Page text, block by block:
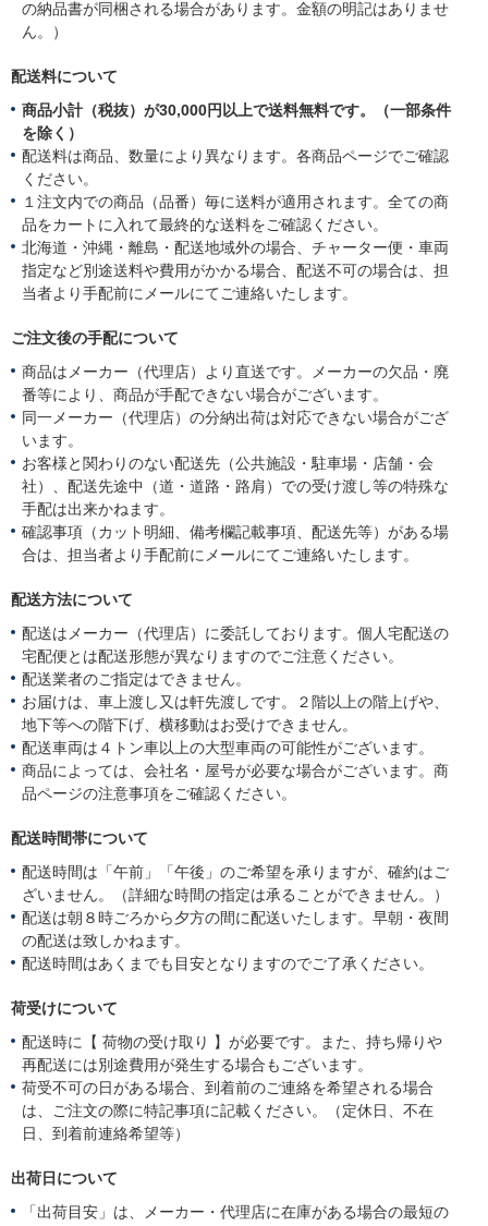
の納品書が同梱される場合があります。金額の明記はありませ
ん。）
配送料について
商品小計（税抜）が30,000円以上で送料無料です。（一部条件
を除く）
配送料は商品、数量により異なります。各商品ページでご確認
ください。
１注文内での商品（品番）毎に送料が適用されます。全ての商
品をカートに入れて最終的な送料をご確認ください。
北海道・沖縄・離島・配送地域外の場合、チャーター便・車両
指定など別途送料や費用がかかる場合、配送不可の場合は、担
当者より手配前にメールにてご連絡いたします。
ご注文後の手配について
商品はメーカー（代理店）より直送です。メーカーの欠品・廃
番等により、商品が手配できない場合がございます。
同一メーカー（代理店）の分納出荷は対応できない場合がござ
います。
お客様と関わりのない配送先（公共施設・駐車場・店舗・会
社）、配送先途中（道・道路・路肩）での受け渡し等の特殊な
手配は出来かねます。
確認事項（カット明細、備考欄記載事項、配送先等）がある場
合は、担当者より手配前にメールにてご連絡いたします。
配送方法について
配送はメーカー（代理店）に委託しております。個人宅配送の
宅配便とは配送形態が異なりますのでご注意ください。
配送業者のご指定はできません。
お届けは、車上渡し又は軒先渡しです。２階以上の階上げや、
地下等への階下げ、横移動はお受けできません。
配送車両は４トン車以上の大型車両の可能性がございます。
商品によっては、会社名・屋号が必要な場合がございます。商
品ページの注意事項をご確認ください。
配送時間帯について
配送時間は「午前」「午後」のご希望を承りますが、確約はご
ざいません。（詳細な時間の指定は承ることができません。）
配送は朝８時ごろから夕方の間に配送いたします。早朝・夜間
の配送は致しかねます。
配送時間はあくまでも目安となりますのでご了承ください。
荷受けについて
配送時に【 荷物の受け取り 】が必要です。また、持ち帰りや
再配送には別途費用が発生する場合もございます。
荷受不可の日がある場合、到着前のご連絡を希望される場合
は、ご注文の際に特記事項に記載ください。（定休日、不在
日、到着前連絡希望等）
出荷日について
「出荷目安」は、メーカー・代理店に在庫がある場合の最短の